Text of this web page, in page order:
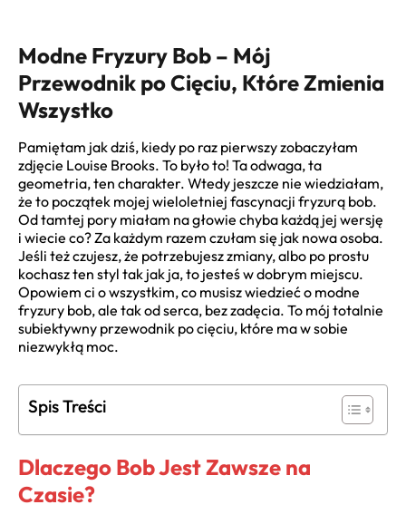
Modne Fryzury Bob – Mój
Przewodnik po Cięciu, Które Zmienia
Wszystko
Pamiętam jak dziś, kiedy po raz pierwszy zobaczyłam
zdjęcie Louise Brooks. To było to! Ta odwaga, ta
geometria, ten charakter. Wtedy jeszcze nie wiedziałam,
że to początek mojej wieloletniej fascynacji fryzurą bob.
Od tamtej pory miałam na głowie chyba każdą jej wersję
i wiecie co? Za każdym razem czułam się jak nowa osoba.
Jeśli też czujesz, że potrzebujesz zmiany, albo po prostu
kochasz ten styl tak jak ja, to jesteś w dobrym miejscu.
Opowiem ci o wszystkim, co musisz wiedzieć o modne
fryzury bob, ale tak od serca, bez zadęcia. To mój totalnie
subiektywny przewodnik po cięciu, które ma w sobie
niezwykłą moc.
Spis Treści
Dlaczego Bob Jest Zawsze na
Czasie?